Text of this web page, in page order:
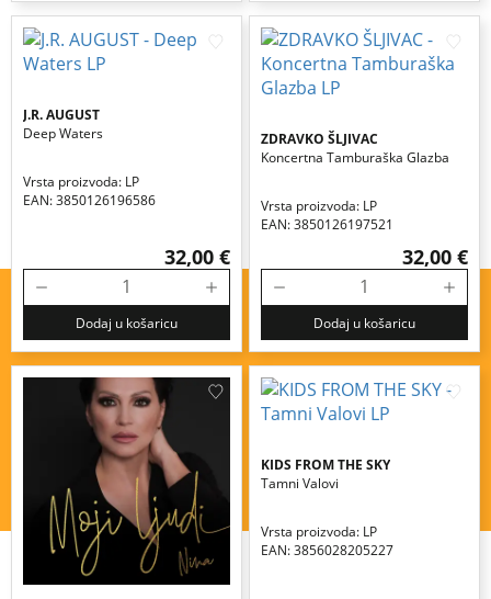
J.R. AUGUST
Deep Waters
Vrsta proizvoda: LP
EAN: 3850126196586
32,00 €
Dodaj u košaricu
ZDRAVKO ŠLJIVAC
Koncertna Tamburaška Glazba
Vrsta proizvoda: LP
EAN: 3850126197521
32,00 €
Dodaj u košaricu
KIDS FROM THE SKY
Tamni Valovi
Vrsta proizvoda: LP
EAN: 3856028205227